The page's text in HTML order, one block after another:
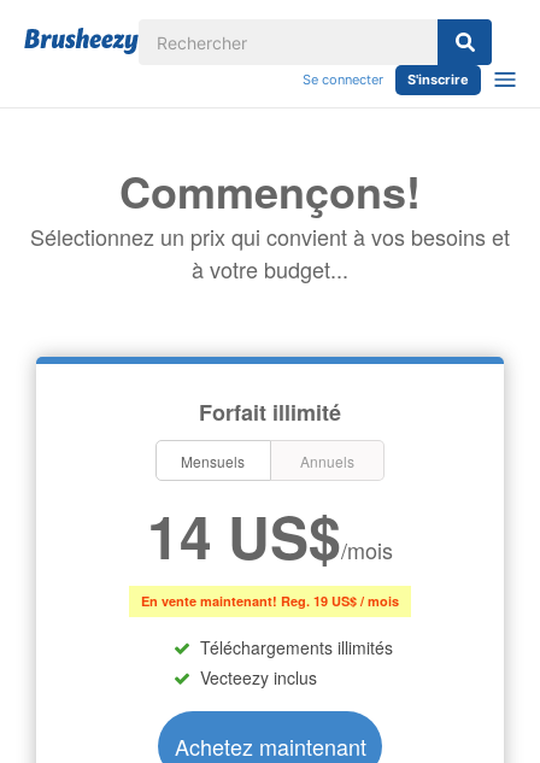
Se connecter S'inscrire
Commençons!
Sélectionnez un prix qui convient à vos besoins et
à votre budget...
Forfait illimité
Mensuels Annuels
14 US$/mois
En vente maintenant! Reg. 19 US$ / mois
Téléchargements illimités
Vecteezy inclus
Achetez maintenant